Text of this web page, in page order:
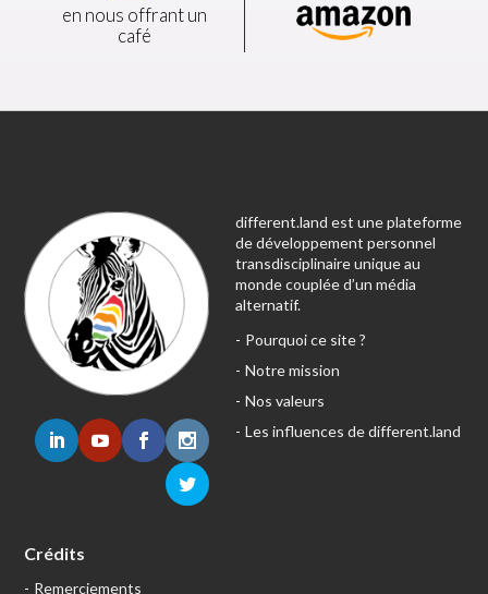
en nous offrant un
café
different.land est une plateforme
de développement personnel
transdisciplinaire unique au
monde couplée d’un média
alternatif.
Pourquoi ce site ?
Notre mission
Nos valeurs
Les influences de different.land
Crédits
Remerciements